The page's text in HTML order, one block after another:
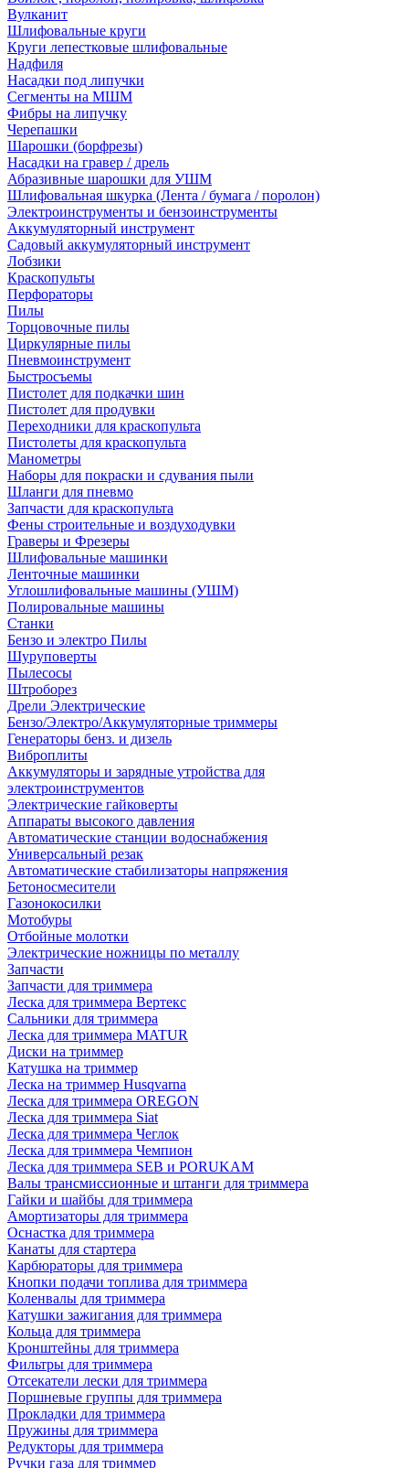
Вулканит
Шлифовальные круги
Круги лепестковые шлифовальные
Надфиля
Насадки под липучки
Сегменты на МШМ
Фибры на липучку
Черепашки
Шарошки (борфрезы)
Насадки на гравер / дрель
Абразивные шарошки для УШМ
Шлифовальная шкурка (Лента / бумага / поролон)
Электроинструменты и бензоинструменты
Аккумуляторный инструмент
Садовый аккумуляторный инструмент
Лобзики
Краскопульты
Перфораторы
Пилы
Торцовочные пилы
Циркулярные пилы
Пневмоинструмент
Быстросъемы
Пистолет для подкачки шин
Пистолет для продувки
Переходники для краскопульта
Пистолеты для краскопульта
Манометры
Наборы для покраски и сдувания пыли
Шланги для пневмо
Запчасти для краскопульта
Фены строительные и воздуходувки
Граверы и Фрезеры
Шлифовальные машинки
Ленточные машинки
Углошлифовальные машины (УШМ)
Полировальные машины
Станки
Бензо и электро Пилы
Шуруповерты
Пылесосы
Штроборез
Дрели Электрические
Бензо/Электро/Аккумуляторные триммеры
Генераторы бенз. и дизель
Виброплиты
Аккумуляторы и зарядные утройства для
электроинструментов
Электрические гайковерты
Аппараты высокого давления
Автоматические станции водоснабжения
Универсальный резак
Автоматические стабилизаторы напряжения
Бетоносмесители
Газонокосилки
Мотобуры
Отбойные молотки
Электрические ножницы по металлу
Запчасти
Запчасти для триммера
Леска для триммера Вертекс
Сальники для триммера
Леска для триммера MATUR
Диски на триммер
Катушка на триммер
Леска на триммер Husqvarna
Леска для триммера OREGON
Леска для триммера Siat
Леска для триммера Чеглок
Леска для триммера Чемпион
Леска для триммера SEB и PORUKAM
Валы трансмиссионные и штанги для триммера
Гайки и шайбы для триммера
Амортизаторы для триммера
Оснастка для триммера
Канаты для стартера
Карбюраторы для триммера
Кнопки подачи топлива для триммера
Коленвалы для триммера
Катушки зажигания для триммера
Кольца для триммера
Кронштейны для триммера
Фильтры для триммера
Отсекатели лески для триммера
Поршневые группы для триммера
Прокладки для триммера
Пружины для триммера
Редукторы для триммера
Ручки газа для триммер